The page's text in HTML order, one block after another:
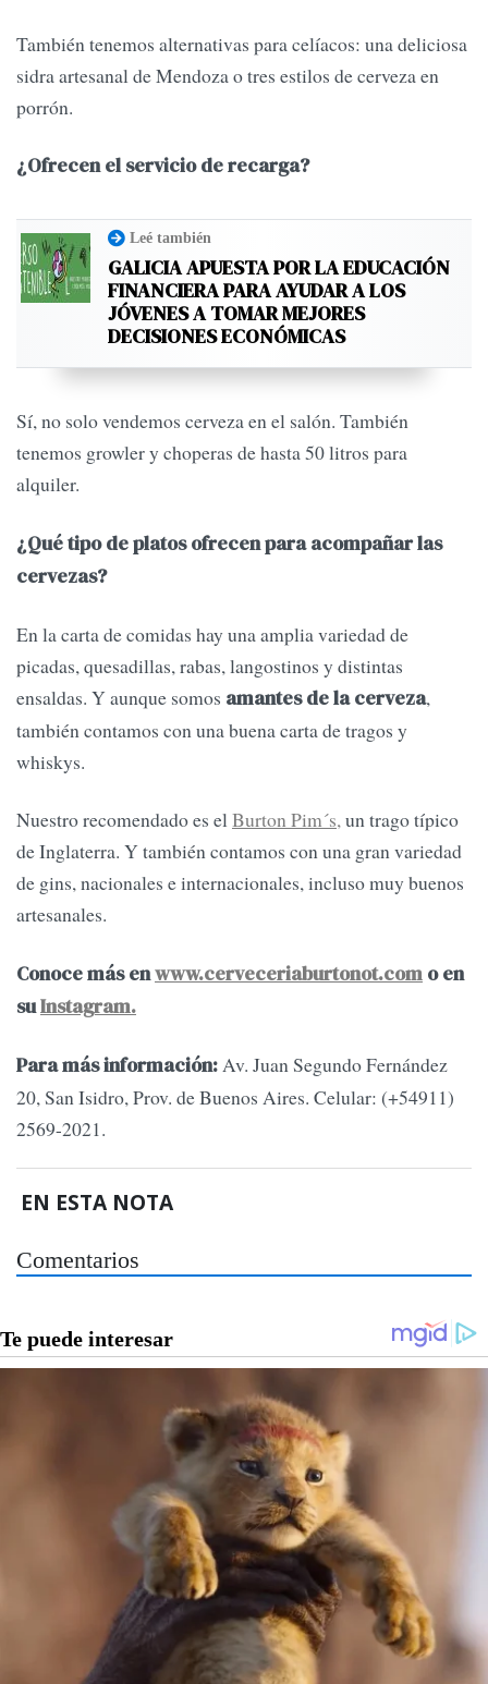
También tenemos alternativas para celíacos: una deliciosa
sidra artesanal de Mendoza o tres estilos de cerveza en
porrón.
¿Ofrecen el servicio de recarga?
Leé también
GALICIA APUESTA POR LA EDUCACIÓN
FINANCIERA PARA AYUDAR A LOS
JÓVENES A TOMAR MEJORES
DECISIONES ECONÓMICAS
Sí, no solo vendemos cerveza en el salón. También
tenemos growler y choperas de hasta 50 litros para
alquiler.
¿Qué tipo de platos ofrecen para acompañar las
cervezas?
En la carta de comidas hay una amplia variedad de
picadas, quesadillas, rabas, langostinos y distintas
ensaldas. Y aunque somos amantes de la cerveza,
también contamos con una buena carta de tragos y
whiskys.
Nuestro recomendado es elBurton Pim´s,un trago típico
de Inglaterra. Y también contamos con una gran variedad
de gins, nacionales e internacionales, incluso muy buenos
artesanales.
Conoce más enwww.cerveceriaburtonot.com o en
suInstagram.
Para más información:Av. Juan Segundo Fernández
20, San Isidro, Prov. de Buenos Aires. Celular: (+54911)
2569-2021.
EN ESTA NOTA
Comentarios